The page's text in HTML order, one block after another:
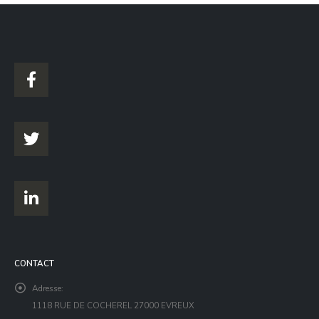
CONTACT
Adresse:
1118 RUE DE COCHEREL 27000 EVREUX